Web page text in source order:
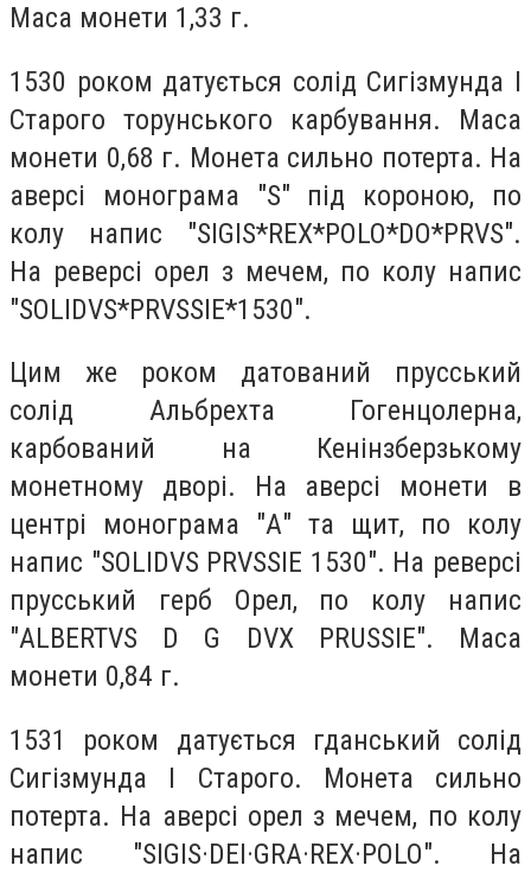
Маса монети 1,33 г.
1530 роком датується солід Сигізмунда І
Старого торунського карбування. Маса
монети 0,68 г. Монета сильно потерта. На
аверсі монограма "S" під короною, по
колу напис "SIGIS*REX*POLO*DO*PRVS".
На реверсі орел з мечем, по колу напис
"SOLIDVS*PRVSSIE*1530".
Цим же роком датований прусський
солід Альбрехта Гогенцолерна,
карбований на Кенінзберзькому
монетному дворі. На аверсі монети в
центрі монограма "А" та щит, по колу
напис "SOLIDVS PRVSSIE 1530". На реверсі
прусський герб Орел, по колу напис
"ALBERTVS D G DVX PRUSSIE". Маса
монети 0,84 г.
1531 роком датується гданський солід
Сигізмунда І Старого. Монета сильно
потерта. На аверсі орел з мечем, по колу
напис "SIGIS·DEI·GRA·REX·POLO". На